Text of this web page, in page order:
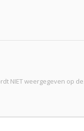
NIET weergegeven op